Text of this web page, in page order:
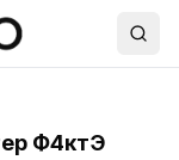
Ф4ктЭ